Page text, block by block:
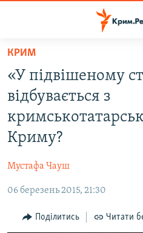
Перейти
основного
матеріалу
Перейти
до
основної
Перейти
до
ВОДА.КРИМ
ВІДЕО ТА ФОТО
ПОЛІТИКА
ПОГЛЯД
ІНТЕРВ'Ю
ВСЕ ЗА ДЕНЬ
КРИМ
«У підвішеному
відбувається з
Криму?
Мустафа Чауш
06 березень 2015, 21:30
Поділитись Читати